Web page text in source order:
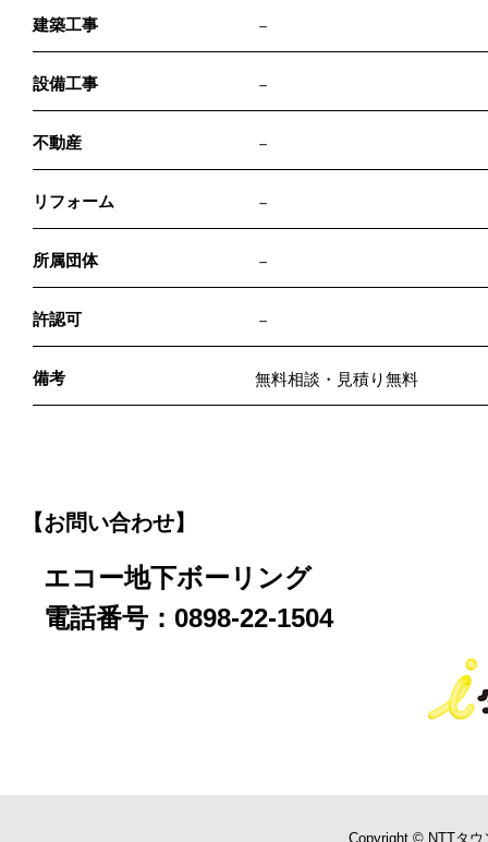
建築工事 －
設備工事 －
不動産 －
リフォーム －
所属団体 －
許認可 －
備考 無料相談・見積り無料
【お問い合わせ】
エコー地下ボーリング
電話番号：0898-22-1504
Copyright © NTTタウ